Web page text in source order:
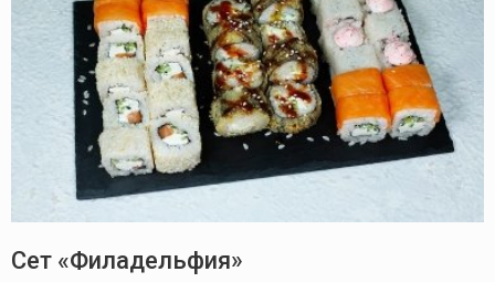
Сет «Филадельфия»